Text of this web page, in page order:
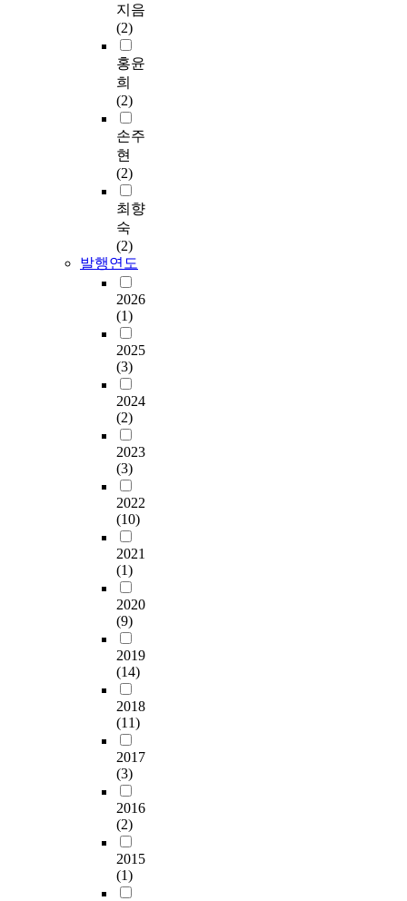
지음
(2)
홍윤
희
(2)
손주
현
(2)
최향
숙
(2)
발행연도
2026
(1)
2025
(3)
2024
(2)
2023
(3)
2022
(10)
2021
(1)
2020
(9)
2019
(14)
2018
(11)
2017
(3)
2016
(2)
2015
(1)